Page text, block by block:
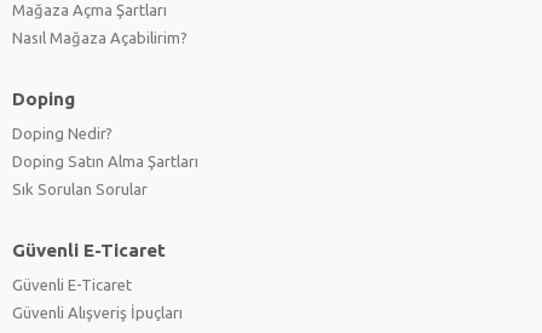
Mağaza Açma Şartları
Nasıl Mağaza Açabilirim?
Doping
Doping Nedir?
Doping Satın Alma Şartları
Sık Sorulan Sorular
Güvenli E-Ticaret
Güvenli E-Ticaret
Güvenli Alışveriş İpuçları